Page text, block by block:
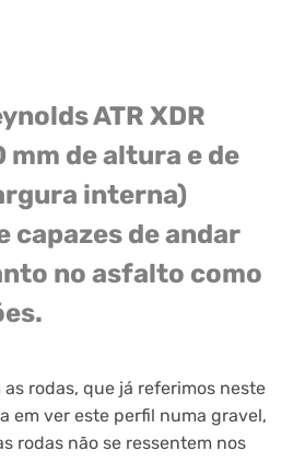
ATR XDR
mm de altura e de
interna)
capazes de andar
no asfalto como
rodas, que já referimos neste
em ver este perfil numa gravel,
rodas não se ressentem nos